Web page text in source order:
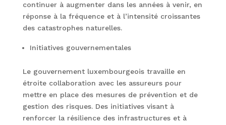
continuer à augmenter dans les années à venir, en
réponse à la fréquence et à l’intensité croissantes
des catastrophes naturelles.
Initiatives gouvernementales
Le gouvernement luxembourgeois travaille en
étroite collaboration avec les assureurs pour
mettre en place des mesures de prévention et de
gestion des risques. Des initiatives visant à
renforcer la résilience des infrastructures et à